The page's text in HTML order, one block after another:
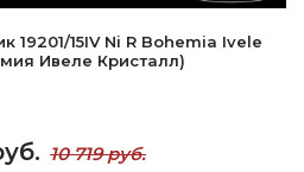
19201/15IV Ni R Bohemia Ivele
Ивеле Кристалл)
10 719 руб.